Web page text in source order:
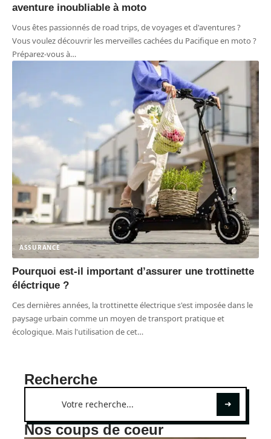
aventure inoubliable à moto
Vous êtes passionnés de road trips, de voyages et d'aventures ?
Vous voulez découvrir les merveilles cachées du Pacifique en moto ?
Préparez-vous à…
ASSURANCE
Pourquoi est-il important d’assurer une trottinette
éléctrique ?
Ces dernières années, la trottinette électrique s'est imposée dans le
paysage urbain comme un moyen de transport pratique et
écologique. Mais l'utilisation de cet…
Recherche
Nos coups de coeur